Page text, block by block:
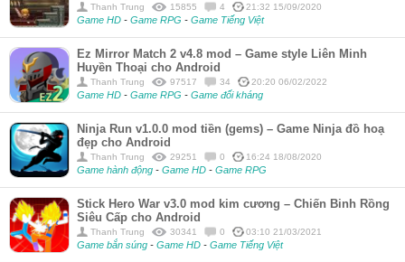
Thanh Trung 15855 4 21:32 15/09/2020
Game HD - Game RPG - Game Tiếng Việt
Ez Mirror Match 2 v4.8 mod – Game style Liên Minh
Huyền Thoại cho Android
Thanh Trung 97517 34 20:20 06/02/2022
Game HD - Game RPG - Game đối kháng
Ninja Run v1.0.0 mod tiền (gems) – Game Ninja đồ hoạ
đẹp cho Android
Thanh Trung 29251 0 16:24 18/08/2020
Game hành động - Game HD - Game RPG
Stick Hero War v3.0 mod kim cương – Chiến Binh Rồng
Siêu Cấp cho Android
Thanh Trung 30341 0 03:10 21/03/2021
Game bắn súng - Game HD - Game Tiếng Việt